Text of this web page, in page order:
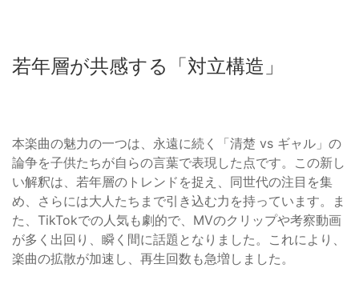
若年層が共感する「対立構造」
本楽曲の魅力の一つは、永遠に続く「清楚 vs ギャル」の
論争を子供たちが自らの言葉で表現した点です。この新し
い解釈は、若年層のトレンドを捉え、同世代の注目を集
め、さらには大人たちまで引き込む力を持っています。ま
た、TikTokでの人気も劇的で、MVのクリップや考察動画
が多く出回り、瞬く間に話題となりました。これにより、
楽曲の拡散が加速し、再生回数も急増しました。